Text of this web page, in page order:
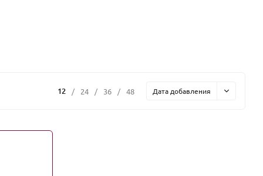
12 / 24 / 36 / 48 Дата добавления